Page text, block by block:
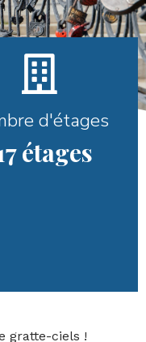
d'étages
étages
gratte-ciels !